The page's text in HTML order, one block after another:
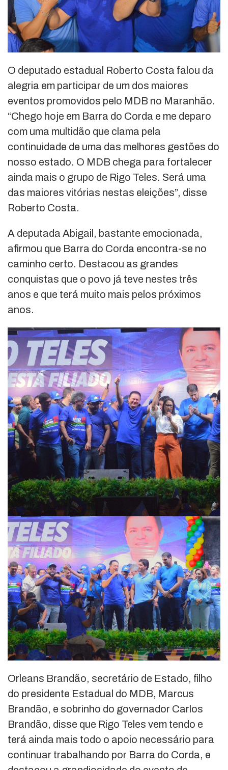
O deputado estadual Roberto Costa falou da
alegria em participar de um dos maiores
eventos promovidos pelo MDB no Maranhão.
“Chego hoje em Barra do Corda e me deparo
com uma multidão que clama pela
continuidade de uma das melhores gestões do
nosso estado. O MDB chega para fortalecer
ainda mais o grupo de Rigo Teles. Será uma
das maiores vitórias nestas eleições”, disse
Roberto Costa.
A deputada Abigail, bastante emocionada,
afirmou que Barra do Corda encontra-se no
caminho certo. Destacou as grandes
conquistas que o povo já teve nestes três
anos e que terá muito mais pelos próximos
anos.
Orleans Brandão, secretário de Estado, filho
do presidente Estadual do MDB, Marcus
Brandão, e sobrinho do governador Carlos
Brandão, disse que Rigo Teles vem tendo e
terá ainda mais todo o apoio necessário para
continuar trabalhando por Barra do Corda, e